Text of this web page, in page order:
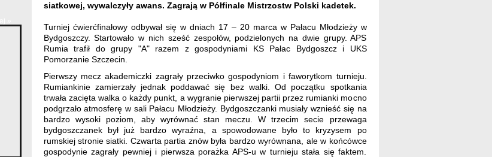
siatkowej, wywalczyły awans. Zagrają w Półfinale Mistrzostw Polski kadetek.
Turniej ćwierćfinałowy odbywał się w dniach 17 – 20 marca w Pałacu Młodzieży w
Bydgoszczy. Startowało w nich sześć zespołów, podzielonych na dwie grupy. APS
Rumia trafił do grupy "A" razem z gospodyniami KS Pałac Bydgoszcz i UKS
Pomorzanie Szczecin.
Pierwszy mecz akademiczki zagrały przeciwko gospodyniom i faworytkom turnieju.
Rumiankinie zamierzały jednak poddawać się bez walki. Od początku spotkania
trwała zacięta walka o każdy punkt, a wygranie pierwszej partii przez rumianki mocno
podgrzało atmosferę w sali Pałacu Młodzieży. Bydgoszczanki musiały wznieść się na
bardzo wysoki poziom, aby wyrównać stan meczu. W trzecim secie przewaga
bydgoszczanek był już bardzo wyraźna, a spowodowane było to kryzysem po
rumskiej stronie siatki. Czwarta partia znów była bardzo wyrównana, ale w końcówce
gospodynie zagrały pewniej i pierwsza porażka APS-u w turnieju stała się faktem.